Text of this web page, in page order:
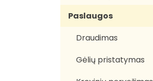
Paslaugos
Draudimas
Gėlių pristatymas